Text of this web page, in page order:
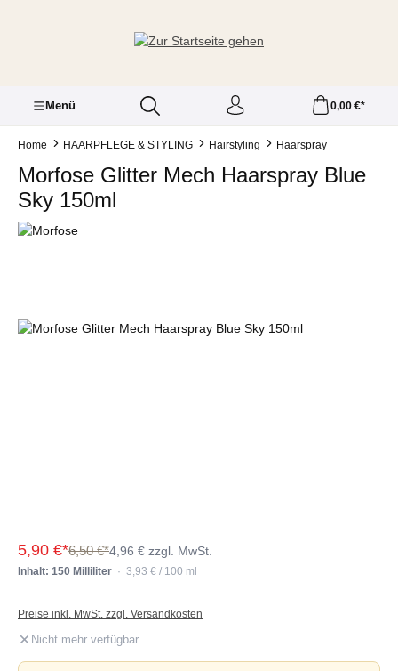
Menü 0,00 €*
Home HAARPFLEGE & STYLING Hairstyling Haarspray
Morfose Glitter Mech Haarspray Blue
Sky 150ml
Bildergalerie überspringen
5,90 €*6,50 €*4,96 € zzgl. MwSt.
Inhalt: 150 Milliliter · 3,93 € / 100 ml
Preise inkl. MwSt. zzgl. Versandkosten
Nicht mehr verfügbar